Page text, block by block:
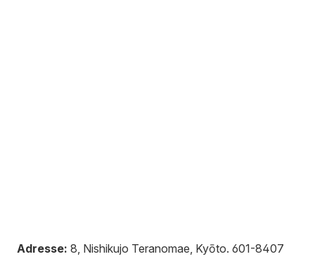
Adresse: 8, Nishikujo Teranomae, Kyōto. 601-8407